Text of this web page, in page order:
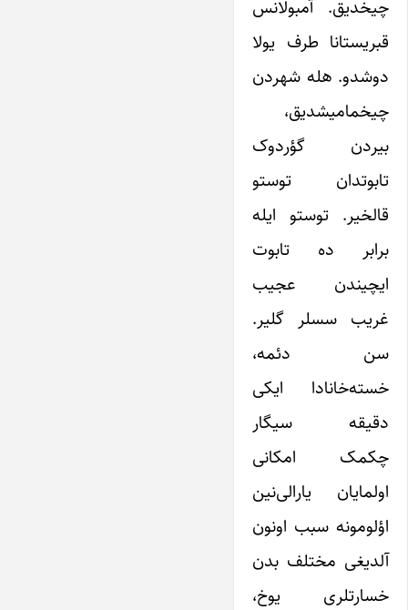
چیخدیق. آمبولانس
قبریستانا طرف یولا
دوشدو. هله شهردن
چیخمامیشدیق،
بیردن گؤردوک
تابوتدان توستو
قالخیر. توستو ایله
برابر ده تابوت
ایچیندن عجیب
غریب سسلر گلیر.
سن دئمه،
خسته‌خانادا ایکی
دقیقه سیگار
چکمک امکانی
اولمایان یارالی‌نین
اؤلومونه سبب اونون
آلدیغی مختلف بدن
خسارتلری یوخ،